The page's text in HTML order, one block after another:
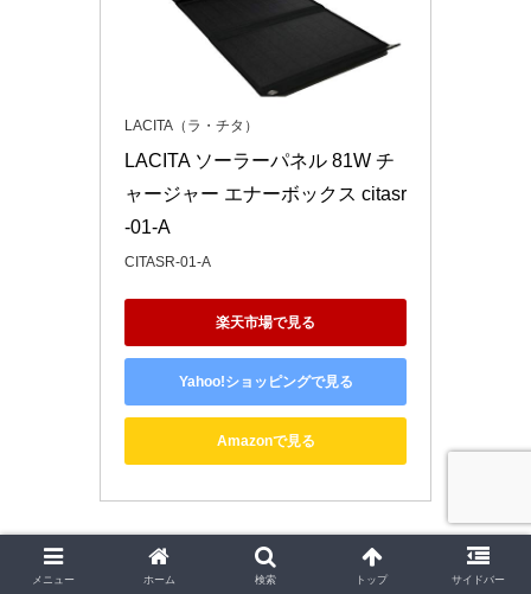
LACITA（ラ・チタ）
LACITA ソーラーパネル 81W チ
ャージャー エナーボックス citasr
-01-A
CITASR-01-A
楽天市場で見る
Yahoo!ショッピングで見る
Amazonで見る
メニュー ホーム 検索 トップ サイドバー